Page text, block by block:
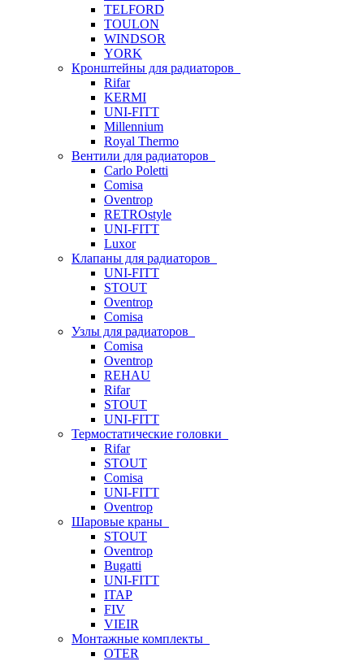
TELFORD
TOULON
WINDSOR
YORK
Кронштейны для радиаторов
Rifar
KERMI
UNI-FITT
Millennium
Royal Thermo
Вентили для радиаторов
Carlo Poletti
Comisa
Oventrop
RETROstyle
UNI-FITT
Luxor
Клапаны для радиаторов
UNI-FITT
STOUT
Oventrop
Comisa
Узлы для радиаторов
Comisa
Oventrop
REHAU
Rifar
STOUT
UNI-FITT
Термостатические головки
Rifar
STOUT
Comisa
UNI-FITT
Oventrop
Шаровые краны
STOUT
Oventrop
Bugatti
UNI-FITT
ITAP
FIV
VIEIR
Монтажные комплекты
OTER